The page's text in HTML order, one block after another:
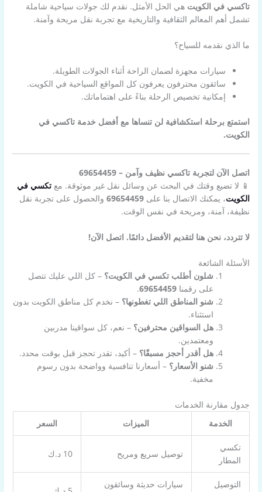
تاكسي في الكويت هي الحل الأمثل. نقدم لك جولات سياحية شاملة
تشمل أهم المعالم الثقافية والتاريخية مع تجربة نقل مريحة وآمنة.
ما الذي نقدمه للسياح؟
سيارات مجهزة لضمان الراحة أثناء الجولات الطويلة.
سائقون محترفون يعرفون كل المواقع السياحية في الكويت.
إمكانية تخصيص الرحلة بناءً على اهتماماتك.
استمتع برحلة استكشافية لن تنساها مع أفضل خدمة تاكسي في
الكويت.
اتصل الآن لتجربة تاكسي نظيف وآمن – 69654459
📱 لا تضيع وقتك في البحث عن وسائل نقل غير موثوقة. معتكسي في
الكويت، يمكنك الاتصال بنا على69654459 والحصول على تجربة نقل
نظيفة، آمنة، ومريحة في نفس الوقت.
لا تتردد، نحن هنا لتقديم الأفضل دائمًا. اتصل الآن!
الأسئلة الشائعة
شلون أطلب تكسي في الكويت؟ – كل اللي عليك تتصل
على رقمنا 69654459
.
شنو المناطق اللي تغطونها؟ – نخدم كل مناطق الكويت بدون
استثناء.
هل السواقين محترفين؟ – نعم، كل سواقينا مدربين
ومعتمدين.
هل أقدر أحجز مسبقًا؟ – أكيد، تقدر تحجز قبل بوقت محدد.
شنو الأسعار؟ – أسعارنا تنافسية وواضحة بدون رسوم
مخفية.
جدول مقارنة الخدمات
الخدمة
الميزات السعر
تكسي
المطار
توصيل سريع ومريح 10 د.ك
التوصيل
سيارات حديثة وسائقون